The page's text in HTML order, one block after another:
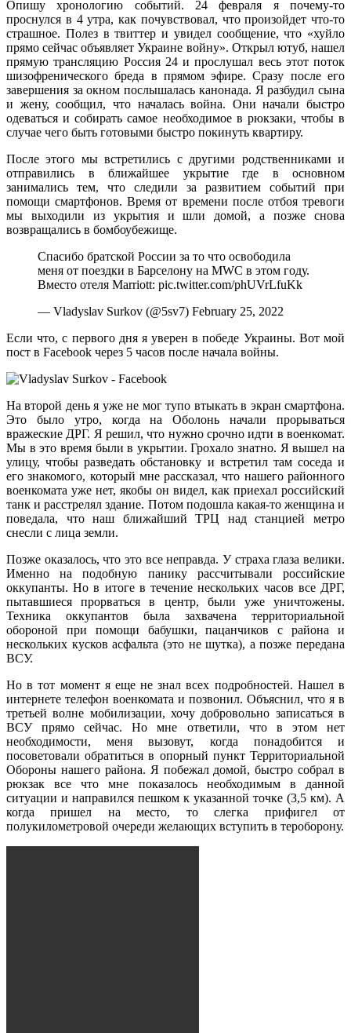
Опишу хронологию событий. 24 февраля я почему-то
проснулся в 4 утра, как почувствовал, что произойдет что-то
страшное. Полез в твиттер и увидел сообщение, что «хуйло
прямо сейчас объявляет Украине войну». Открыл ютуб, нашел
прямую трансляцию Россия 24 и прослушал весь этот поток
шизофренического бреда в прямом эфире. Сразу после его
завершения за окном послышалась канонада. Я разбудил сына
и жену, сообщил, что началась война. Они начали быстро
одеваться и собирать самое необходимое в рюкзаки, чтобы в
случае чего быть готовыми быстро покинуть квартиру.
После этого мы встретились с другими родственниками и
отправились в ближайшее укрытие где в основном
занимались тем, что следили за развитием событий при
помощи смартфонов. Время от времени после отбоя тревоги
мы выходили из укрытия и шли домой, а позже снова
возвращались в бомбоубежище.
Спасибо братской России за то что освободила
меня от поездки в Барселону на MWC в этом году.
Вместо отеля Marriott: pic.twitter.com/phUVrLfuKk
— Vladyslav Surkov (@5sv7) February 25, 2022
Если что, с первого дня я уверен в победе Украины. Вот мой
пост в Facebook через 5 часов после начала войны.
На второй день я уже не мог тупо втыкать в экран смартфона.
Это было утро, когда на Оболонь начали прорываться
вражеские ДРГ. Я решил, что нужно срочно идти в военкомат.
Мы в это время были в укрытии. Грохало знатно. Я вышел на
улицу, чтобы разведать обстановку и встретил там соседа и
его знакомого, который мне рассказал, что нашего районного
военкомата уже нет, якобы он видел, как приехал российский
танк и расстрелял здание. Потом подошла какая-то женщина и
поведала, что наш ближайший ТРЦ над станцией метро
снесли с лица земли.
Позже оказалось, что это все неправда. У страха глаза велики.
Именно на подобную панику рассчитывали российские
оккупанты. Но в итоге в течение нескольких часов все ДРГ,
пытавшиеся прорваться в центр, были уже уничтожены.
Техника оккупантов была захвачена территориальной
обороной при помощи бабушки, пацанчиков с района и
нескольких кусков асфальта (это не шутка), а позже передана
ВСУ.
Но в тот момент я еще не знал всех подробностей. Нашел в
интернете телефон военкомата и позвонил. Объяснил, что я в
третьей волне мобилизации, хочу добровольно записаться в
ВСУ прямо сейчас. Но мне ответили, что в этом нет
необходимости, меня вызовут, когда понадобится и
посоветовали обратиться в опорный пункт Территориальной
Обороны нашего района. Я побежал домой, быстро собрал в
рюкзак все что мне показалось необходимым в данной
ситуации и направился пешком к указанной точке (3,5 км). А
когда пришел на место, то слегка прифигел от
полукилометровой очереди желающих вступить в тероборону.